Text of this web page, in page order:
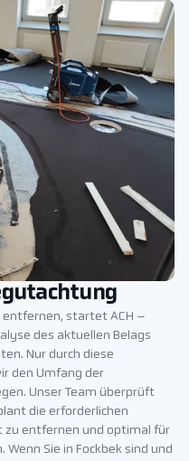
entfernen, startet ACH –
des aktuellen Belags
Nur durch diese
den Umfang der
Unser Team überprüft
die erforderlichen
zu entfernen und optimal für
Sie in Fockbek sind und